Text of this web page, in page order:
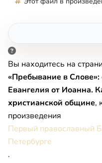
Вы находитесь на
«Пребывание в
Евангелия от Иоанна.
христианской общине,
произведения
Первый православный
Петербурге
.